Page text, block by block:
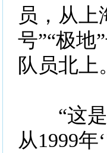
员，从上
号”“极地
队员北上
“这是
从1999年